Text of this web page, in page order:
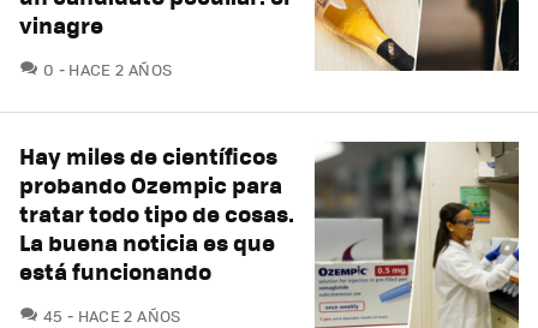
vinagre
0 COMENTARIOS
HACE 2 AÑOS
Hay miles de científicos
probando Ozempic para
tratar todo tipo de cosas.
La buena noticia es que
está funcionando
45 COMENTARIOS
HACE 2 AÑOS